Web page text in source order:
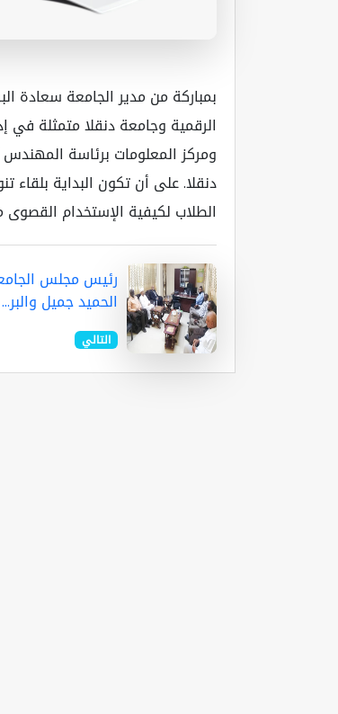
بمباركة من مدير الجامعة سعادة
الرقمية وجامعة دنقلا متمثلة في
ومركز المعلومات برئاسة
دنقلا. على أن تكون البداية بلقاء
الطلاب لكيفية الإستخدام القصوى
رئيس مجلس
الحميد جميل والبر...
التالي